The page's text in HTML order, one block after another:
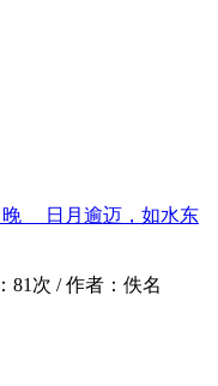
晚 日月逾迈，如水东
81次 /作者： 佚名